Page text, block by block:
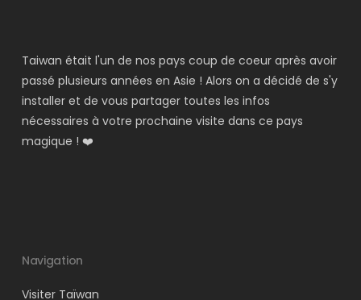
Taiwan était l'un de nos pays coup de coeur après avoir
passé plusieurs années en Asie ! Alors on a décidé de s'y
installer et de vous partager toutes les infos
nécessaires à votre prochaine visite dans ce pays
magique ! ❤️
Navigation
Visiter Taïwan